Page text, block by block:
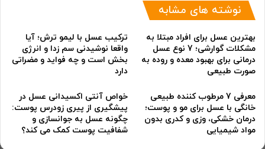
نوشته های مشابه
بهترین عسل برای افراد مبتلا به
مشکلات گوارشی؛ 7 نوع عسل
درمانی برای بهبود معده و روده به
صورت طبیعی
ترکیب عسل با لیمو ترش؛ آیا
واقعا نوشیدنی سم زدا و انرژی
بخش است و چه فواید و مضراتی
دارد
معرفی 7 مرطوب کننده طبیعی
خانگی با عسل برای مو و پوست؛
درمان خشکی، وزی و کدری بدون
مواد شیمیایی
خواص آنتی اکسیدانی عسل در
پیشگیری از پیری زودرس پوست:
چگونه عسل به جوانسازی و
شفافیت پوست کمک می کند؟